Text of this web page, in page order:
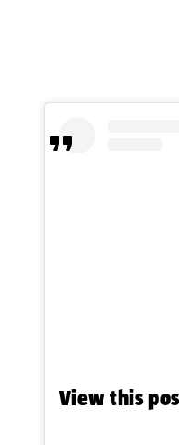
View this